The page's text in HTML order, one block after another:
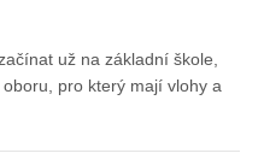
už na základní škole,
pro který mají vlohy a